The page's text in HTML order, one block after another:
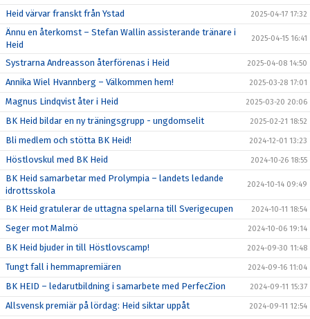
Heid värvar franskt från Ystad 2025-04-17 17:32
Ännu en återkomst – Stefan Wallin assisterande tränare i
Heid
2025-04-15 16:41
Systrarna Andreasson återförenas i Heid 2025-04-08 14:50
Annika Wiel Hvannberg – Välkommen hem! 2025-03-28 17:01
Magnus Lindqvist åter i Heid 2025-03-20 20:06
BK Heid bildar en ny träningsgrupp - ungdomselit 2025-02-21 18:52
Bli medlem och stötta BK Heid! 2024-12-01 13:23
Höstlovskul med BK Heid 2024-10-26 18:55
BK Heid samarbetar med Prolympia – landets ledande
idrottsskola
2024-10-14 09:49
BK Heid gratulerar de uttagna spelarna till Sverigecupen 2024-10-11 18:54
Seger mot Malmö 2024-10-06 19:14
BK Heid bjuder in till Höstlovscamp! 2024-09-30 11:48
Tungt fall i hemmapremiären 2024-09-16 11:04
BK HEID – ledarutbildning i samarbete med PerfecZion 2024-09-11 15:37
Allsvensk premiär på lördag: Heid siktar uppåt 2024-09-11 12:54